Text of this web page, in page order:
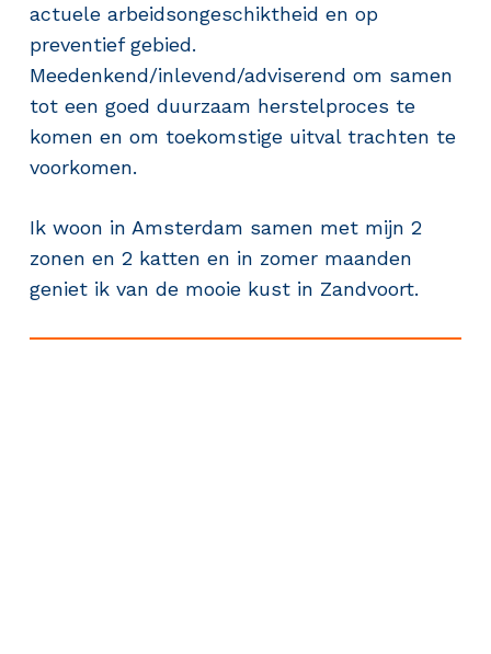
actuele arbeidsongeschiktheid en op
preventief gebied.
Meedenkend/inlevend/adviserend om samen
tot een goed duurzaam herstelproces te
komen en om toekomstige uitval trachten te
voorkomen.
Ik woon in Amsterdam samen met mijn 2
zonen en 2 katten en in zomer maanden
geniet ik van de mooie kust in Zandvoort.